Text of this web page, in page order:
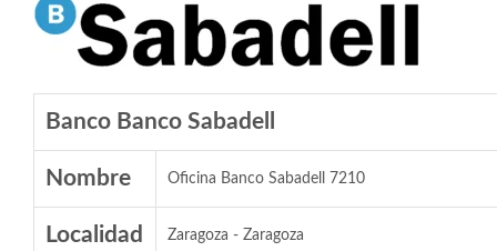
Banco Banco Sabadell
Nombre Oficina Banco Sabadell 7210
Localidad Zaragoza - Zaragoza